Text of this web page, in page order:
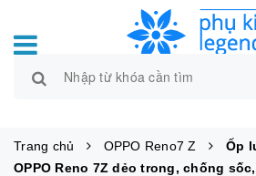
Trang chủ OPPO Reno7 Z
Ốp
OPPO Reno 7Z dẻo trong, chống